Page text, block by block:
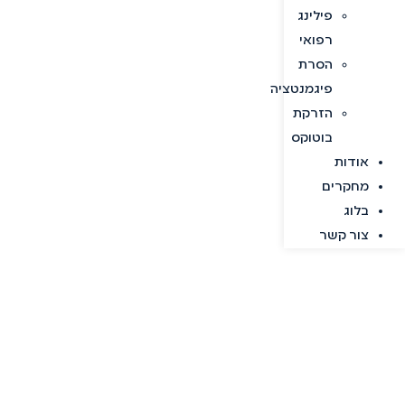
פילינג
רפואי
הסרת
פיגמנטציה
הזרקת
בוטוקס
אודות
מחקרים
בלוג
צור קשר